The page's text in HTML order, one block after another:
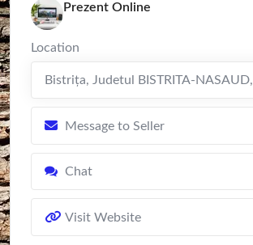
Prezent Online
Location
Bistriţa, Judetul BISTRITA-NASAUD,
Message to Seller
Chat
Visit Website